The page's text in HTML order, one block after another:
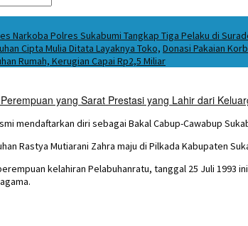
Narkoba Polres Sukabumi Tangkap Tiga Pelaku di
Cipta Mulia Ditata Layaknya Toko, Donasi Pakaian
Rumah, Kerugian Capai Rp2,5 Miliar
yang Sarat Prestasi yang Lahir dari
mendaftarkan diri sebagai Bakal Cabup-Cawabup
Rastya Mutiarani Zahra maju di Pilkada Kabupaten
kelahiran Pelabuhanratu, tanggal 25 Juli 1993